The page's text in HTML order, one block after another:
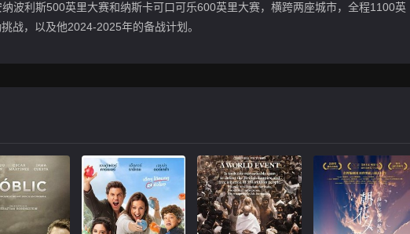
波利斯500英里大赛和纳斯卡可口可乐600英里大赛，横跨两座城市，全程1100英
战，以及他2024-2025年的备战计划。